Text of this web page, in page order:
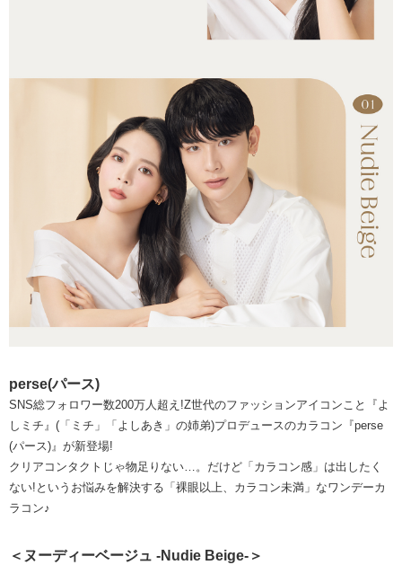
perse(パース)
SNS総フォロワー数200万人超え!Z世代のファッションアイコンこと『よ
しミチ』(「ミチ」「よしあき」の姉弟)プロデュースのカラコン『perse
(パース)』が新登場!
クリアコンタクトじゃ物足りない…。だけど「カラコン感」は出したく
ない!というお悩みを解決する「裸眼以上、カラコン未満」なワンデーカ
ラコン♪
＜ヌーディーベージュ -Nudie Beige-＞